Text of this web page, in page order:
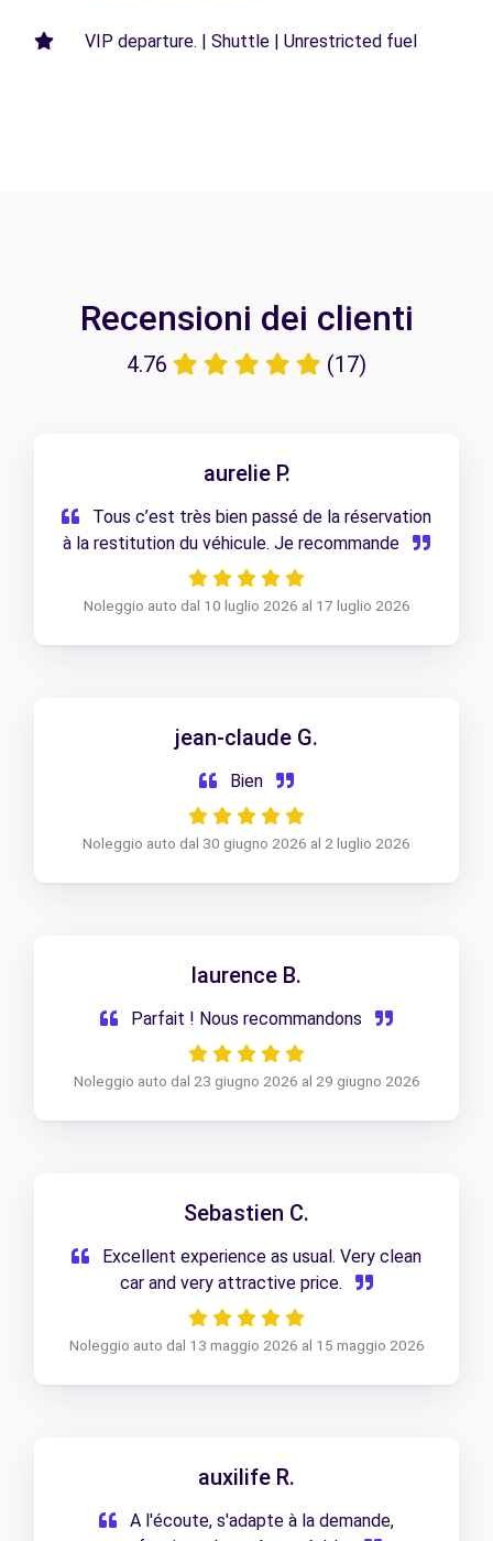
VIP departure. | Shuttle | Unrestricted fuel
Recensioni dei clienti
4.76 (17)
aurelie P.
Tous c’est très bien passé de la réservation
à la restitution du véhicule. Je recommande
Noleggio auto dal 10 luglio 2026 al 17 luglio 2026
jean-claude G.
Bien
Noleggio auto dal 30 giugno 2026 al 2 luglio 2026
laurence B.
Parfait ! Nous recommandons
Noleggio auto dal 23 giugno 2026 al 29 giugno 2026
Sebastien C.
Excellent experience as usual. Very clean
car and very attractive price.
Noleggio auto dal 13 maggio 2026 al 15 maggio 2026
auxilife R.
A l'écoute, s'adapte à la demande,